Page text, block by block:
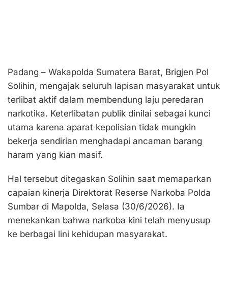
Padang – Wakapolda Sumatera Barat, Brigjen Pol
Solihin, mengajak seluruh lapisan masyarakat untuk
terlibat aktif dalam membendung laju peredaran
narkotika. Keterlibatan publik dinilai sebagai kunci
utama karena aparat kepolisian tidak mungkin
bekerja sendirian menghadapi ancaman barang
haram yang kian masif.
Hal tersebut ditegaskan Solihin saat memaparkan
capaian kinerja Direktorat Reserse Narkoba Polda
Sumbar di Mapolda, Selasa (30/6/2026). Ia
menekankan bahwa narkoba kini telah menyusup
ke berbagai lini kehidupan masyarakat.